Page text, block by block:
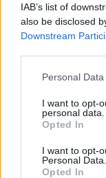
IAB’s list of
also be disclosed
Downstream
Personal
I want to opt-
personal data.
Opted In
I want to opt-
Personal Data.
Opted In